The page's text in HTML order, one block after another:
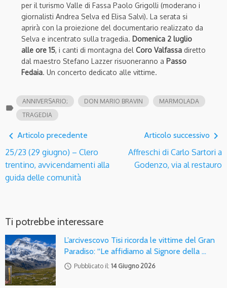
per il turismo Valle di Fassa Paolo Grigolli (moderano i
giornalisti Andrea Selva ed Elisa Salvi). La serata si
aprirà con la proiezione del documentario realizzato da
Selva e incentrato sulla tragedia. Domenica 2 luglio
alle ore 15, i canti di montagna del Coro Valfassa diretto
dal maestro Stefano Lazzer risuoneranno a Passo
Fedaia. Un concerto dedicato alle vittime.
label
ANNIVERSARIO; DON MARIO BRAVIN
MARMOLADA
TRAGEDIA
navigate_before Articolo precedente
25/23 (29 giugno) – Clero
trentino, avvicendamenti alla
guida delle comunità
Articolo successivo navigate_next
Affreschi di Carlo Sartori a
Godenzo, via al restauro
Ti potrebbe interessare
L’arcivescovo Tisi ricorda le vittime del Gran
Paradiso: “Le affidiamo al Signore della …
access_time Pubblicato il: 14 Giugno 2026